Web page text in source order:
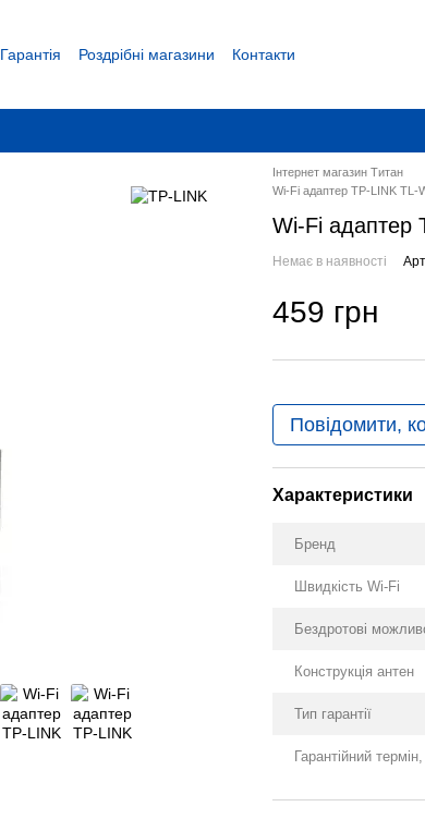
Гарантія Роздрібні магазини
Контакти
Інтернет магазин Титан
Wi-Fi адаптер TP-LINK TL-
Wi-Fi адаптер
Немає в наявності
459 грн
Повідомити,
Характеристики
Бренд
Швидкість Wi-Fi
Бездротові
Конструкція антен
Тип гарантії
Гарантійний